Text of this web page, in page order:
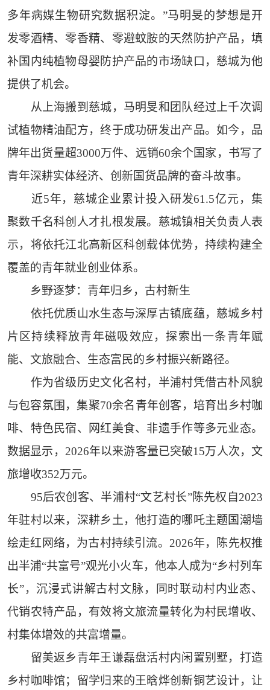
多年病媒生物研究数据积淀。”马明旻的梦想是开
发零酒精、零香精、零避蚊胺的天然防护产品，填
补国内纯植物母婴防护产品的市场缺口，慈城为他
提供了机会。
从上海搬到慈城，马明旻和团队经过上千次调
试植物精油配方，终于成功研发出产品。如今，品
牌年出货量超3000万件、远销60余个国家，书写了
青年深耕实体经济、创新国货品牌的奋斗故事。
近5年，慈城企业累计投入研发61.5亿元，集
聚数千名科创人才扎根发展。慈城镇相关负责人表
示，将依托江北高新区科创载体优势，持续构建全
覆盖的青年就业创业体系。
乡野逐梦：青年归乡，古村新生
依托优质山水生态与深厚古镇底蕴，慈城乡村
片区持续释放青年磁吸效应，探索出一条青年赋
能、文旅融合、生态富民的乡村振兴新路径。
作为省级历史文化名村，半浦村凭借古朴风貌
与包容氛围，集聚70余名青年创客，培育出乡村咖
啡、特色民宿、网红美食、非遗手作等多元业态。
数据显示，2026年以来游客量已突破15万人次，文
旅增收352万元。
95后农创客、半浦村“文艺村长”陈先权自2023
年驻村以来，深耕乡土，他打造的哪吒主题国潮墙
绘走红网络，为古村持续引流。2026年，陈先权推
出半浦“共富号”观光小火车，他本人成为“乡村列车
长”，沉浸式讲解古村文脉，同时联动村内业态、
代销农特产品，有效将文旅流量转化为村民增收、
村集体增效的共富增量。
留美返乡青年王谦磊盘活村内闲置别墅，打造
乡村咖啡馆；留学归来的王晗烨创新铜艺设计，让